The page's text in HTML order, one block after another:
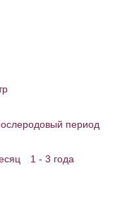
период
1 - 3 года